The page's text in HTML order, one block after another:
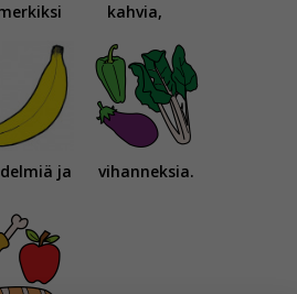
kahvia,
ja vihanneksia.